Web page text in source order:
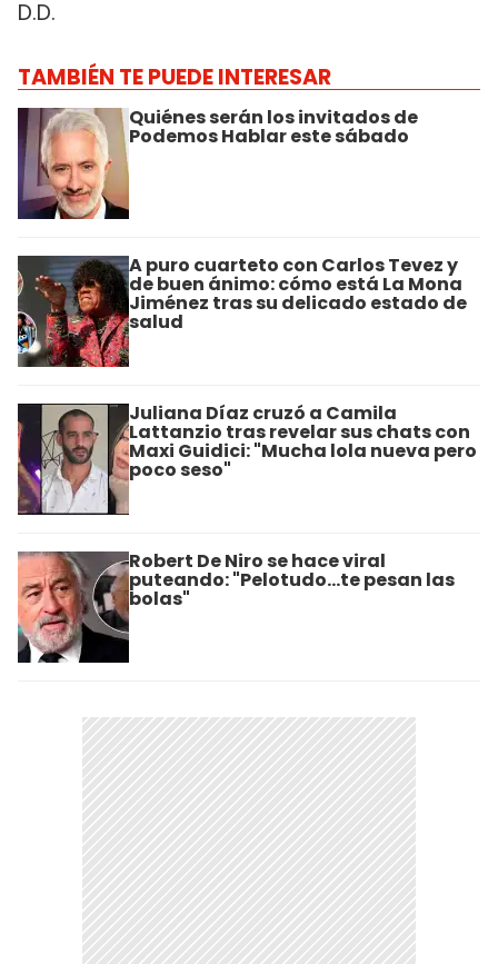
D.D.
TAMBIÉN TE PUEDE INTERESAR
Quiénes serán los invitados de
Podemos Hablar este sábado
A puro cuarteto con Carlos Tevez y
de buen ánimo: cómo está La Mona
Jiménez tras su delicado estado de
salud
Juliana Díaz cruzó a Camila
Lattanzio tras revelar sus chats con
Maxi Guidici: "Mucha lola nueva pero
poco seso"
Robert De Niro se hace viral
puteando: "Pelotudo...te pesan las
bolas"